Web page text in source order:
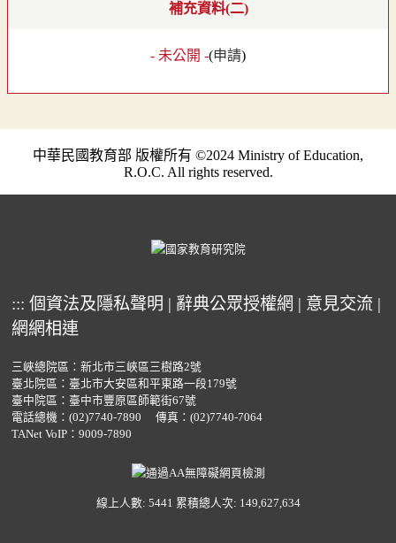
補充資料(二)
- 未公開 -(申請)
中華民國教育部 版權所有 ©2024 Ministry of Education,
R.O.C. All rights reserved.
::: 個資法及隱私聲明 | 辭典公眾授權網 | 意見交流 |
網網相連
三峽總院區：新北市三峽區三樹路2號
臺北院區：臺北市大安區和平東路一段179號
臺中院區：臺中市豐原區師範街67號
電話總機： (02)7740-7890
傳真：(02)7740-7064
TANet VoIP：9009-7890
線上人數: 5441 累積總人次: 149,627,634